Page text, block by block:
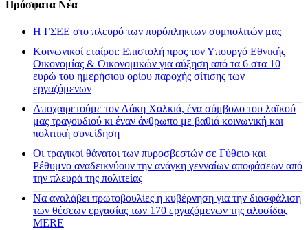
Πρόσφατα Νέα
H ΓΣΕΕ στο πλευρό των πυρόπληκτων συμπολιτών μας
Κοινωνικοί εταίροι: Επιστολή προς τον Υπουργό Εθνικής
Οικονομίας & Οικονομικών για αύξηση από τα 6 στα 10
ευρώ του ημερήσιου ορίου παροχής σίτισης των
εργαζόμενων
Αποχαιρετούμε τον Λάκη Χαλκιά, ένα σύμβολο του λαϊκού
μας τραγουδιού κι έναν άνθρωπο με βαθιά κοινωνική και
πολιτική συνείδηση
Οι τραγικοί θάνατοι των πυροσβεστών σε Γύθειο και
Ρέθυμνο αναδεικνύουν την ανάγκη γενναίων αποφάσεων από
την πλευρά της πολιτείας
Να αναλάβει πρωτοβουλίες η κυβέρνηση για την διασφάλιση
των θέσεων εργασίας των 170 εργαζόμενων της αλυσίδας
MERE